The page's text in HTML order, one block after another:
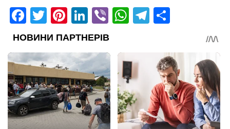
Facebook
Twitter
Pinterest
LinkedIn
ViberWhatsApp
Telegram